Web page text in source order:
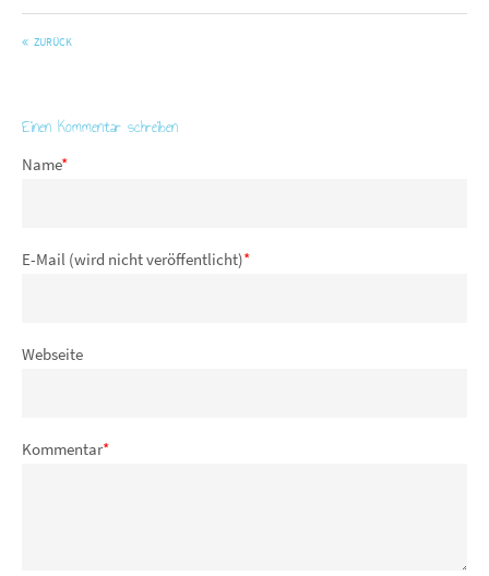
ZURÜCK
Einen Kommentar schreiben
Name*
E-Mail (wird nicht veröffentlicht)*
Webseite
Kommentar*